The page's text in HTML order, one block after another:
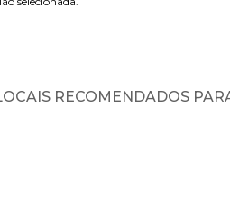
RECOMENDADOS